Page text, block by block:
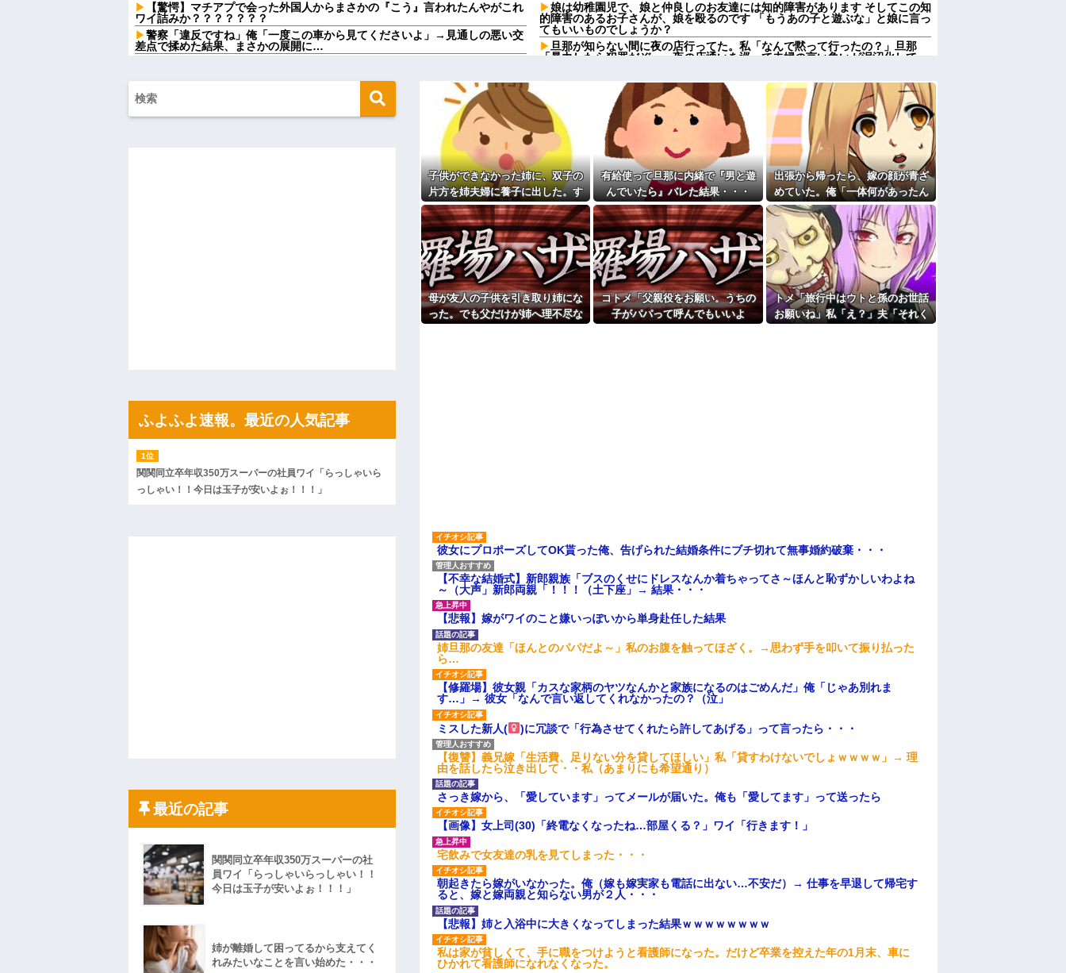
【驚愕】マチアプで会った外国人からまさかの『こう』言われたんやがこれ
ワイ詰みか？？？？？？？
警察「違反ですね」俺「一度この車から見てくださいよ」→見通しの悪い交
差点で揉めた結果、まさかの展開に…
アラフィフ正社員の男性が若い20代の可愛い女の子以外には挨拶をしない
私「もう離婚したい」夫「お前は一生俺のために生きろ」→話し合いになる
はずが恐ろしい要求を突き付けられて…
私「毎日何をしてるんですか？」同室の女性「実はね…」→カーテン越しに
休日に甥っ子をアポなし託児を押し付けてきた兄嫁！「テレビでも見せとい
てw」と言うので『Gガンダム』を一気見させた結果……甥っ子が重度の中二
彼氏が『この車』買おうとして私とケンカになってるんだけどｗｗｗｗｗｗ
【うわぁ】 都営団地住み、年収10万円上げると「大変なこと」になるｗｗ
ハードオフに売っていた4万4000円のフィギュアがヤバすぎるｗｗｗｗｗｗ
私「ちょっと、人の家の金庫触らないでよ！」キチママ『そこに金庫があっ
たから、開けてみようとしただけ☆』義兄「泥は出てけ！二度と来るな！」結
私「初めて飲む味だけどなんのお茶？」彼「ちっ！」私「」
ｗｗｗｗｗｗｗｗｗｗ
【愕然】白のクラウン俺氏、高速道路左車線を制限速度で走った結果
wwwwwwwwwwww
【悲報】佐藤輝明・・・２軍でも盛大にやらかす←あまり悲しませないでく
れ
娘は幼稚園児で、娘と仲良しのお友達には知的障害があります そしてこの知
的障害のあるお子さんが、娘を殴るのです 「もうあの子と遊ぶな」と娘に言っ
てもいいものでしょうか？
旦那が知らない間に夜の店行ってた。私「なんで黙って行ったの？」旦那
「暴力したら犯罪だぞ」→夜の店通いを巡って夫婦の言い争いが泥沼化して…
定なんですってね」と言ってきた
【画像】福原遥さん、意外とあるｗ他
「今思えばなんであんなに夢中になったんやろ…」と思うコンテンツ
【画像】思わず保存したくなる「笑える画像・最高な画像」貼っていけｗｗ
ｗｗｗ
【修羅場】不妊と判明した夫、前妻の娘に「実の子じゃない！」と訴えた結
果ｗｗｗｗ
33歳くらいから太ったせいか加齢で＊が緩んだのかチョビッと漏れるように
なった
相手がどんなパイプ持っているかも知れないのに…
高校３年生の女です。家が嫌いすぎて家を出て現在養護施設で暮らしていま
す
主な税金の成り立ちを調べてみたよ
子供ができなかった姉に、双子の
片方を姉夫婦に養子に出した。す
ると、養子に出した子がすごく礼
儀正しくてビックリ
有給使って旦那に内緒で『男と遊
んでいたら』バレた結果・・・
出張から帰ったら、嫁の顔が青ざ
めていた。俺「一体何があったん
だ？」嫁「…」→子供たちに話を
聞くと…
母が友人の子供を引き取り姉にな
った。でも父だけが姉へ理不尽な
コトメ「父親役をお願い。うちの
子がパパって呼んでもいいよ
トメ「旅行中はウトと孫のお世話
お願いね」私「え？」夫「それく
彼女にプロポーズしてOK貰った俺、告げられた結婚条件にブチ切れて無事婚約破棄・・・
【不幸な結婚式】新郎親族「ブスのくせにドレスなんか着ちゃってさ～ほんと恥ずかしいわよね
～（大声」新郎両親「！！！（土下座」→ 結果・・・
【悲報】嫁がワイのこと嫌いっぽいから単身赴任した結果
姉旦那の友達「ほんとのパパだよ～」私のお腹を触ってほざく。→思わず手を叩いて振り払った
ら…
【修羅場】彼女親「カスな家柄のヤツなんかと家族になるのはごめんだ」俺「じゃあ別れま
す…」→ 彼女「なんで言い返してくれなかったの？（泣」
ミスした新人( )に冗談で「行為させてくれたら許してあげる」って言ったら・・・
【復讐】義兄嫁「生活費、足りない分を貸してほしい」私「貸すわけないでしょｗｗｗｗ」→ 理
由を話したら泣き出して・・私（あまりにも希望通り）
さっき嫁から、「愛しています」ってメールが届いた。俺も「愛してます」って送ったら
【画像】女上司(30)「終電なくなったね…部屋くる？」ワイ「行きます！」
宅飲みで女友達の乳を見てしまった・・・
朝起きたら嫁がいなかった。俺（嫁も嫁実家も電話に出ない…不安だ）→ 仕事を早退して帰宅す
ると、嫁と嫁両親と知らない男が２人・・・
【悲報】姉と入浴中に大きくなってしまった結果ｗｗｗｗｗｗｗｗ
私は家が貧しくて、手に職をつけようと看護師になった。だけど卒業を控えた年の1月末、車に
ひかれて看護師になれなくなった。
ふよふよ速報。最近の人気記事
関関同立卒年収350万スーパーの社員ワイ「らっしゃいら
っしゃい！！今日は玉子が安いよぉ！！！」
最近の記事
関関同立卒年収350万スーパーの社
員ワイ「らっしゃいらっしゃい！！
今日は玉子が安いよぉ！！！」
姉が離婚して困ってるから支えてく
れみたいなことを言い始めた・・・